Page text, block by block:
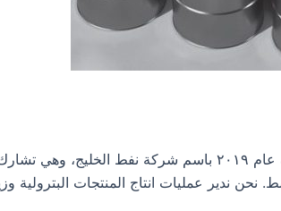
تأسست الشركة في بداية عام ٢٠١٩ باسم
نحن ندير عمليات انتاج المنتجات